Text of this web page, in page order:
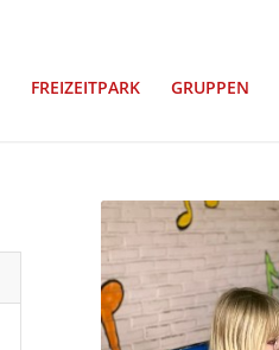
FREIZEITPARK GRUPPEN